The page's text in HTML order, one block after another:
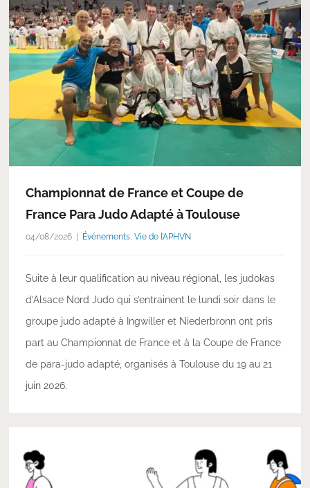
Championnat de France et Coupe de
France Para Judo Adapté à Toulouse
04/08/2026 Événements Vie de l’APHVN
Suite à leur qualification au niveau régional, les judokas
d’Alsace Nord Judo qui s’entrainent le lundi soir dans le
groupe judo adapté à Ingwiller et Niederbronn ont pris
part au Championnat de France et à la Coupe de France
de para-judo adapté, organisés à Toulouse du 19 au 21
juin 2026.